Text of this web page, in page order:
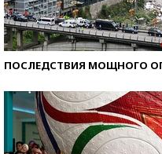
ПОСЛЕДСТВИЯ МОЩНОГО